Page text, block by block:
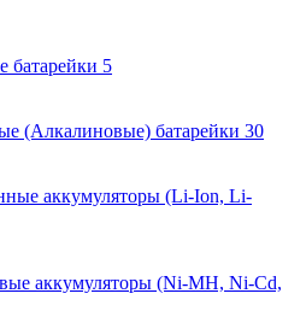
батарейки 5
(Алкалиновые) батарейки 30
аккумуляторы (Li-Ion, Li-
аккумуляторы (Ni-MH, Ni-Cd,